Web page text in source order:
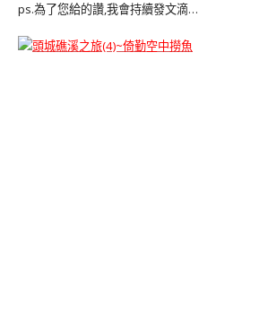
ps.為了您給的讚,我會持續發文滴…